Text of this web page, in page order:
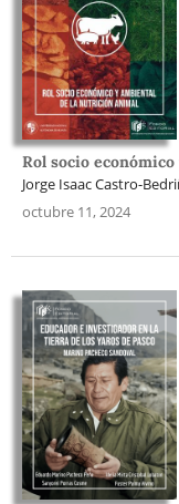
Rol socio
Jorge Isaac Castro-
octubre 11, 2024